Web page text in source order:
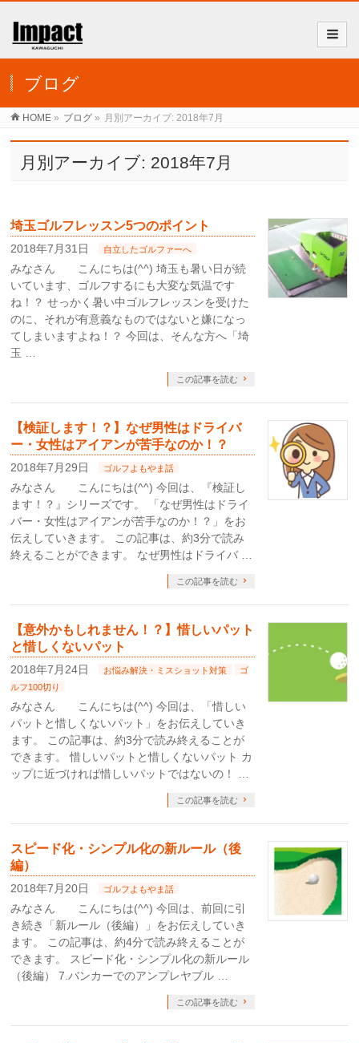
ブログ
HOME » ブログ » 月別アーカイブ: 2018年7月
月別アーカイブ: 2018年7月
埼玉ゴルフレッスン5つのポイント
2018年7月31日 自立したゴルファーへ
みなさん こんにちは(^^) 埼玉も暑い日が続
いています、ゴルフするにも大変な気温です
ね！？ せっかく暑い中ゴルフレッスンを受けた
のに、それが有意義なものではないと嫌になっ
てしまいますよね！？ 今回は、そんな方へ「埼
玉 …
この記事を読む
【検証します！？】なぜ男性はドライバ
ー・女性はアイアンが苦手なのか！？
2018年7月29日 ゴルフよもやま話
みなさん こんにちは(^^) 今回は、『検証し
ます！？』シリーズです。 「なぜ男性はドライ
バー・女性はアイアンが苦手なのか！？」をお
伝えしていきます。 この記事は、約3分で読み
終えることができます。 なぜ男性はドライバ …
この記事を読む
【意外かもしれません！？】惜しいパット
と惜しくないパット
2018年7月24日 お悩み解決・ミスショット対策
ゴ
ルフ100切り
みなさん こんにちは(^^) 今回は、「惜しい
パットと惜しくないパット」をお伝えしていき
ます。 この記事は、約3分で読み終えることが
できます。 惜しいパットと惜しくないパット カ
ップに近づければ惜しいパットではないの！ …
この記事を読む
スピード化・シンプル化の新ルール（後
編）
2018年7月20日 ゴルフよもやま話
みなさん こんにちは(^^) 今回は、前回に引
き続き「新ルール（後編）」をお伝えしていき
ます。 この記事は、約4分で読み終えることが
できます。 スピード化・シンプル化の新ルール
（後編） 7.バンカーでのアンプレヤブル …
この記事を読む